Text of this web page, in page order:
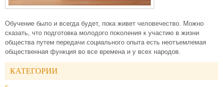
Обучение было и всегда будет, пока живет человечество. Можно
сказать, что подготовка молодого поколения к участию в жизни
общества путем передачи социального опыта есть неотъемлемая
общественная функция во все времена и у всех народов.
КАТЕГОРИИ